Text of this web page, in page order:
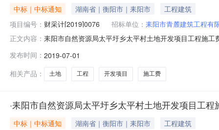
中标｜中标通知 湖南省｜衡阳市｜耒阳市
工程建筑
项目编号： 财采计[2019]0076 招标单位： 耒阳市青麓建筑工程有
正文内容： 耒阳市自然资源局太平圩乡太平村土地开发项目工程施
号：耒财采计[2019]00762、采购代理编号：HZY-CG-
推荐意见评审
发布时间： 2019-07-01
相关产品：
土地 工程 开发项目 施工费
·耒阳市自然资源局太平圩乡太平村土地开发项目工程
中标｜中标通知 湖南省｜衡阳市｜耒阳市
工程建筑